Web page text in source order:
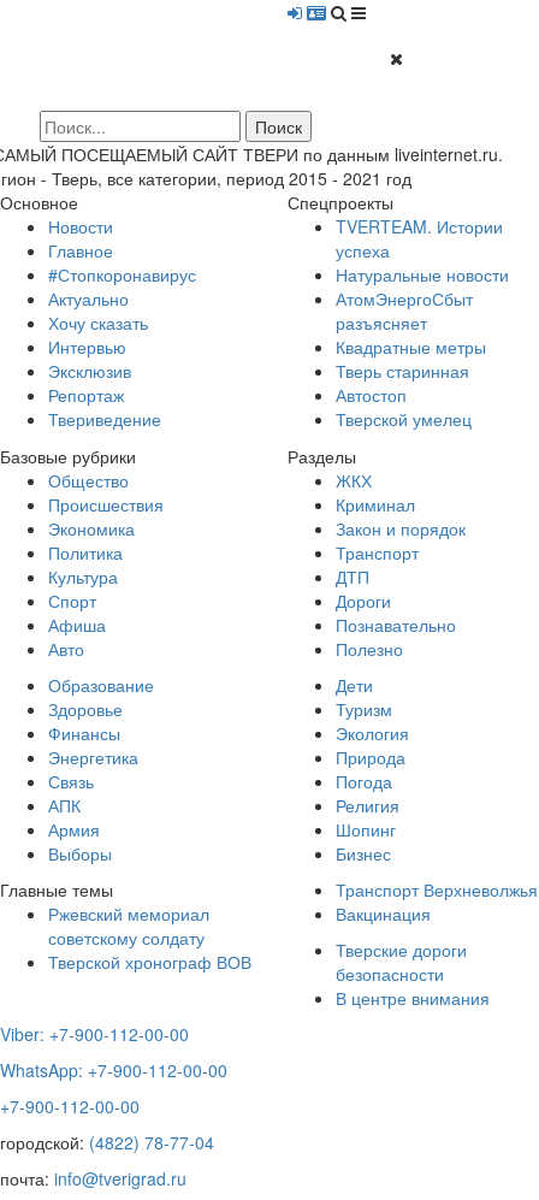
ПОСЕЩАЕМЫЙ САЙТ ТВЕРИ по данным liveinternet.ru.
- Тверь, все категории, период 2015 - 2021 год
Основное
Новости
Главное
#Стопкоронавирус
Актуально
Хочу сказать
Интервью
Эксклюзив
Репортаж
Твериведение
Спецпроекты
TVERTEAM. Истории
успеха
Натуральные новости
АтомЭнергоСбыт
разъясняет
Квадратные метры
Тверь старинная
Автостоп
Тверской умелец
Базовые рубрики
Общество
Происшествия
Экономика
Политика
Культура
Спорт
Афиша
Авто
Разделы
ЖКХ
Криминал
Закон и порядок
Транспорт
ДТП
Дороги
Познавательно
Полезно
Образование
Здоровье
Финансы
Энергетика
Связь
АПК
Армия
Выборы
Дети
Туризм
Экология
Природа
Погода
Религия
Шопинг
Бизнес
Главные темы
Ржевский мемориал
советскому солдату
Тверской хронограф ВОВ
Транспорт Верхневолжья
Вакцинация
Тверские дороги
безопасности
В центре внимания
Viber: +7-900-112-00-00
WhatsApp: +7-900-112-00-00
+7-900-112-00-00
городской: (4822) 78-77-04
почта: info@tverigrad.ru